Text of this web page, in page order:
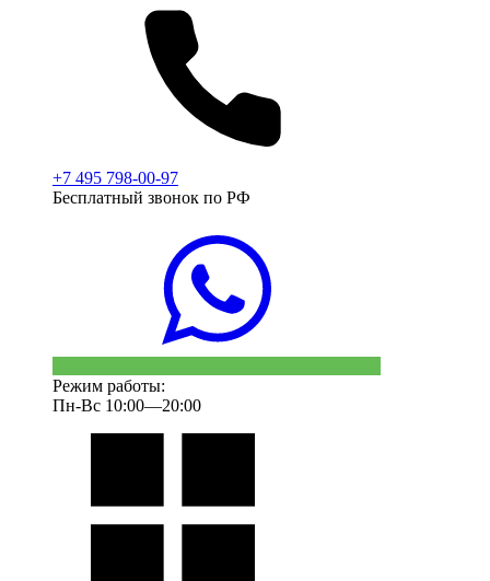
+7 495 798-00-97
Бесплатный звонок по РФ
Режим работы:
Пн-Вс 10:00—20:00